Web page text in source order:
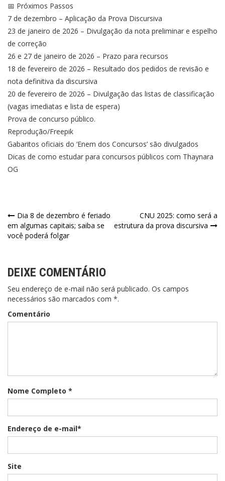
📅 Próximos Passos
7 de dezembro – Aplicação da Prova Discursiva
23 de janeiro de 2026 – Divulgação da nota preliminar e espelho
de correção
26 e 27 de janeiro de 2026 – Prazo para recursos
18 de fevereiro de 2026 – Resultado dos pedidos de revisão e
nota definitiva da discursiva
20 de fevereiro de 2026 – Divulgação das listas de classificação
(vagas imediatas e lista de espera)
Prova de concurso público.
Reprodução/Freepik
Gabaritos oficiais do ‘Enem dos Concursos’ são divulgados
Dicas de como estudar para concursos públicos com Thaynara
OG
Navegação
de
Dia 8 de dezembro é feriado
em algumas capitais; saiba se
você poderá folgar
CNU 2025: como será a
estrutura da prova discursiva
DEIXE COMENTÁRIO
Seu endereço de e-mail não será publicado. Os campos
necessários são marcados com *.
Comentário
Nome Completo *
Endereço de e-mail*
Site